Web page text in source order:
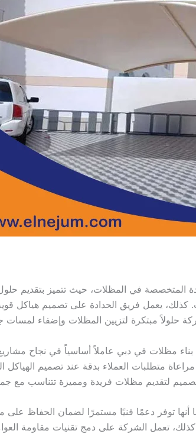
في المظلات، حيث تتميز بتقديم
يعمل فريق الحدادة على تصميم هياكل قوية
حلولاً مبتكرة لتزيين المظلات وإضفاء لمسات
بناء مظلات في دبي عاملاً أساسياً في نجاح
متطلبات العملاء بدقة عند تصميم الهياكل
لتقديم مظلات فريدة ومميزة تتناسب مع
توفر دعمًا فنيًا مستمرًا لضمان الحفاظ على
تعمل الشركة على دمج تقنيات مقاومة